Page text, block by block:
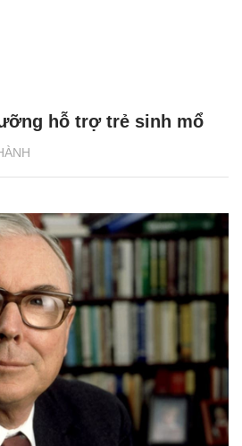
hỗ trợ trẻ sinh mổ